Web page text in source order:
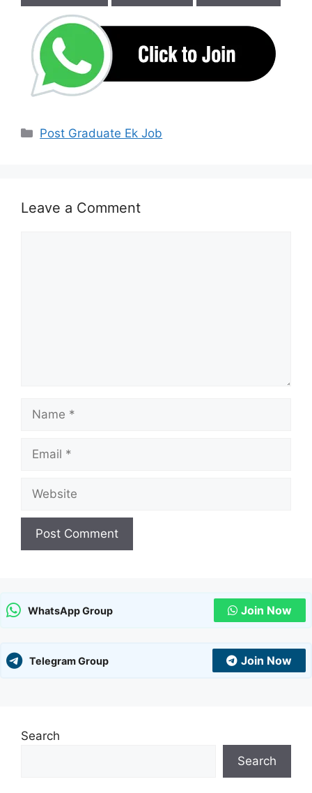
Categories
Post Graduate Ek Job
Leave a Comment
Name
Email
Website
WhatsApp Group Join Now
Telegram Group Join Now
Search
Search